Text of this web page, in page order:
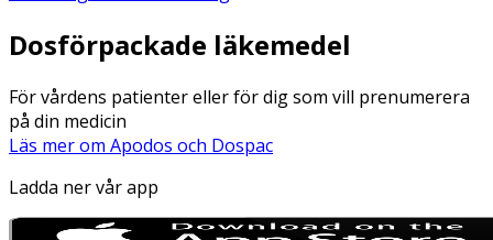
Dosförpackade läkemedel
För vårdens patienter eller för dig som vill prenumerera
på din medicin
Läs mer om Apodos och Dospac
Ladda ner vår app